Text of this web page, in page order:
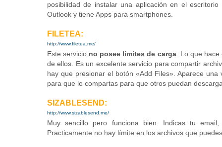
posibilidad de instalar una aplicación en el
Outlook y tiene Apps para smartphones
FILETEA:
http://www.filetea.me/
Este servicio no posee límites de carga. Lo que hace
de ellos. Es un excelente servicio para compartir
hay que presionar el botón «Add Files». Aparece
para que lo compartas para que otros puedan
SIZABLESEND:
http://www.sizablesend.me/
Muy sencillo pero funciona bien. Indicas tu
Practicamente no hay límite en los archivos que